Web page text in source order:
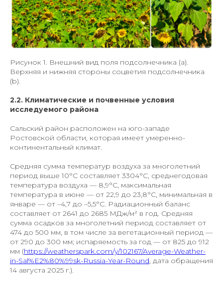
Рисунок 1. Внешний вид поля подсолнечника (а).
Верхняя и нижняя стороны соцветия подсолнечника
(b).
2.2. Климатические и почвенные условия
исследуемого района
Сальский район расположен на юго-западе
Ростовской области, которая имеет умеренно-
континентальный климат.
Средняя сумма температур воздуха за многолетний
период выше 10°C составляет 3304°C, среднегодовая
температура воздуха — 8,9°C, максимальная
температура в июне — от 22,9 до 23,8°C, минимальная в
январе — от –4,7 до –5,5°C. Радиационный баланс
составляет от 2641 до 2685 МДж/м² в год. Средняя
сумма осадков за многолетний период составляет от
474 до 500 мм, в том числе за вегетационный период —
от 290 до 300 мм; испаряемость за год — от 825 до 912
мм (https://weatherspark.com/y/102167/Average-Weather-
in-Sal%E2%80%99sk-Russia-Year-Round , дата обращения
14 августа 2025 г.).